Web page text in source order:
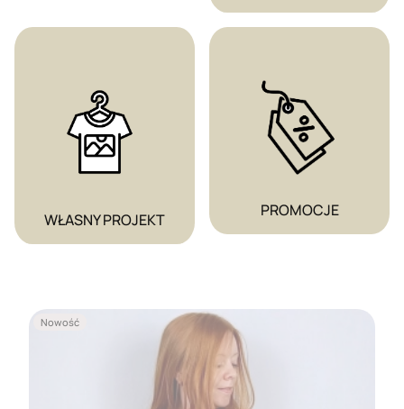
WŁASNY PROJEKT
PROMOCJE
Nowość